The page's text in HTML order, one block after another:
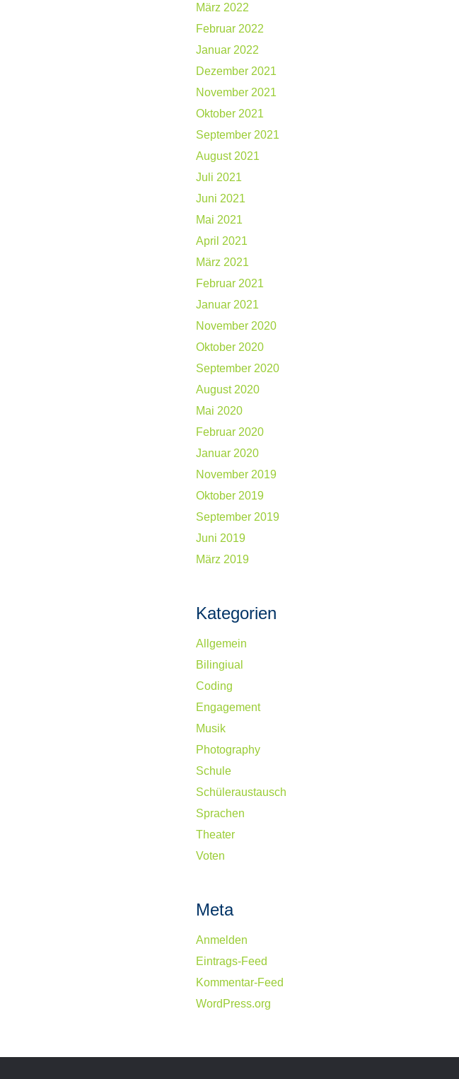
März 2022
Februar 2022
Januar 2022
Dezember 2021
November 2021
Oktober 2021
September 2021
August 2021
Juli 2021
Juni 2021
Mai 2021
April 2021
März 2021
Februar 2021
Januar 2021
November 2020
Oktober 2020
September 2020
August 2020
Mai 2020
Februar 2020
Januar 2020
November 2019
Oktober 2019
September 2019
Juni 2019
März 2019
Kategorien
Allgemein
Bilingiual
Coding
Engagement
Musik
Photography
Schule
Schüleraustausch
Sprachen
Theater
Voten
Meta
Anmelden
Eintrags-Feed
Kommentar-Feed
WordPress.org